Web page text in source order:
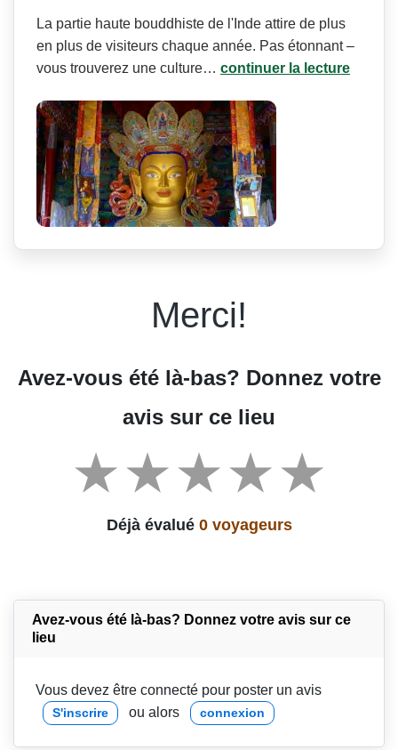
La partie haute bouddhiste de l'Inde attire de plus
en plus de visiteurs chaque année. Pas étonnant –
vous trouverez une culture… continuer la lecture
Merci!
Avez-vous été là-bas? Donnez votre
avis sur ce lieu
Déjà évalué 0 voyageurs
Avez-vous été là-bas? Donnez votre avis sur ce
lieu
Vous devez être connecté pour poster un avis
S'inscrire ou alors connexion